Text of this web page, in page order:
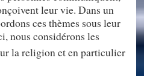
leur vie. Dans un
ces thèmes sous leur
nous considérons les
la religion et en particulier